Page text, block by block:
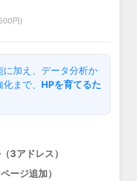
円)
加え、データ分析か
まで、 HPを育てるた
3アドレス）
ージ追加）